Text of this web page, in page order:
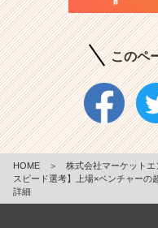
このペ
HOME ＞ 株式会社マーケット
スピード選考】上場×ベンチャーの
詳細